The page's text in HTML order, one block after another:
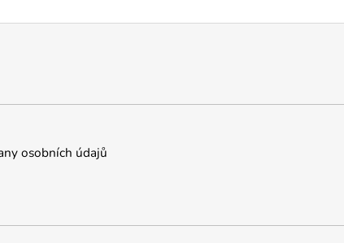
osobních údajů